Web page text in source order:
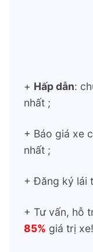
+ Hấp dẫn:
nhất ;
+ Báo giá xe
nhất ;
+ Đăng ký lái
+ Tư vấn, hỗ
85% giá trị xe!